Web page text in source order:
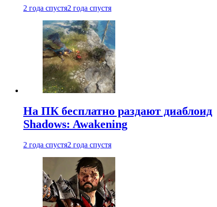
2 года спустя2 года спустя
На ПК бесплатно раздают диаблоид
Shadows: Awakening
2 года спустя2 года спустя